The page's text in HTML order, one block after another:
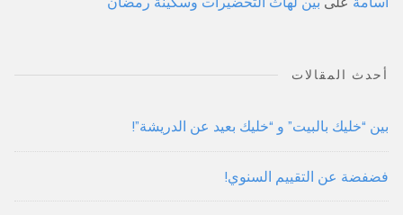
أحدث المقالات
بين “خليك بالبيت” و “خليك بعيد عن الدريشة”!
فضفضة عن التقييم السنوي!